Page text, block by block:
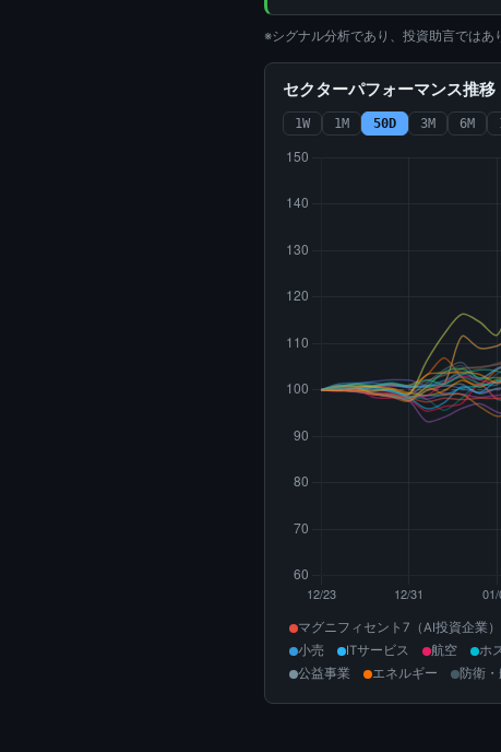
※シグナル分析であり、投資助言ではあ
セクターパフォーマンス推
1W 1M 50D 3M 6M
マグニフィセント7（AI投資企業）
小売
ITサービス 航空 ホ
公益事業
エネルギー 防衛